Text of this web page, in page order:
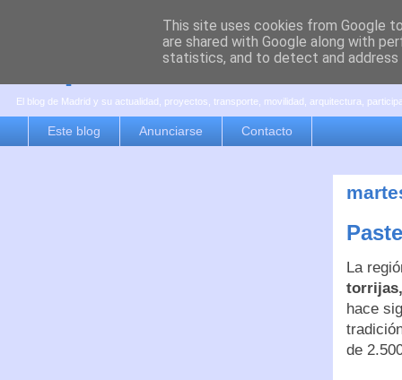
es por madrid
El blog de Madrid y su actualidad, proyectos, transporte, movilidad, arquitectura,
Este blog Anunciarse Contacto
La
hace
de
This site uses cookies from Google
are shared with Google along with
statistics, and to detect and address